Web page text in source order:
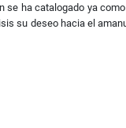
se ha catalogado ya
su deseo hacia el